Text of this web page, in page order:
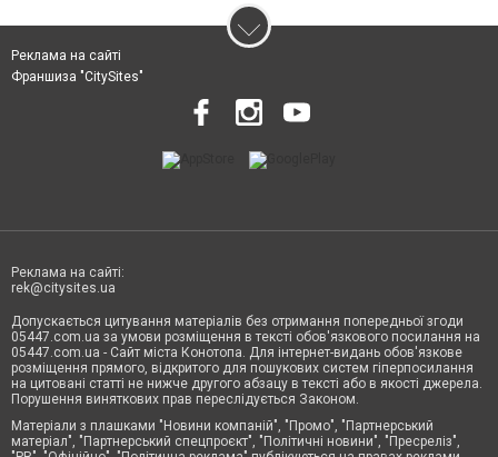
Реклама на сайті
Франшиза "CitySites"
Реклама на сайті:
rek@citysites.ua
Допускається цитування матеріалів без отримання попередньої згоди
05447.com.ua за умови розміщення в тексті обов'язкового посилання на
05447.com.ua - Сайт міста Конотопа. Для інтернет-видань обов'язкове
розміщення прямого, відкритого для пошукових систем гіперпосилання
на цитовані статті не нижче другого абзацу в тексті або в якості джерела.
Порушення виняткових прав переслідується Законом.
Матеріали з плашками "Новини компаній", "Промо", "Партнерський
матеріал", "Партнерський спецпроєкт", "Політичні новини", "Пресреліз",